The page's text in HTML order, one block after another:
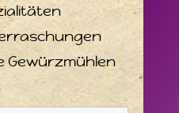
Gewürzmühlen